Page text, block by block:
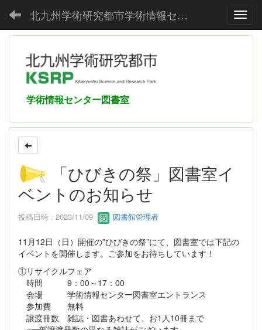
北九州学術研究都市学術情報センター
学術情報センター図書室
「ひびきの祭」図書室イ
ベントのお知らせ
投稿日時 : 2023/11/09 図書館管理者
11月12日（日）開催の”ひびきの祭”にて、図書室では下記の
イベントを開催します。ご参加をお待ちしています！
①リサイクルフェア
時間 9：00～17：00
会場 学術情報センター図書室エントランス
参加費 無料
譲渡冊数 雑誌・図書あわせて、お1人10冊まで